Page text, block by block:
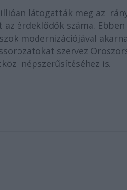
látogatták meg az
érdeklődők száma.
modernizációjával
szervez
népszerűsítéséhez is.